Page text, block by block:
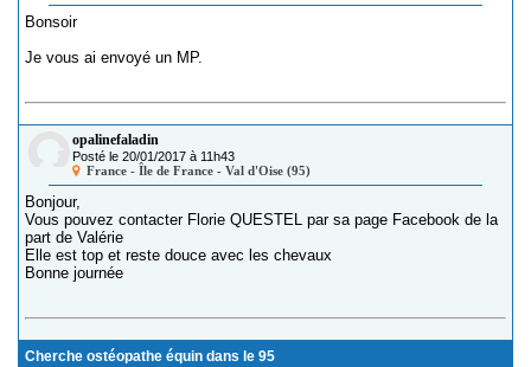
Bonsoir
Je vous ai envoyé un MP.
opalinefaladin
Posté le 20/01/2017 à 11h43
France - Île de France - Val d'Oise (95)
Bonjour,
Vous pouvez contacter Florie QUESTEL par sa page Facebook de la
part de Valérie
Elle est top et reste douce avec les chevaux
Bonne journée
Cherche ostéopathe équin dans le 95